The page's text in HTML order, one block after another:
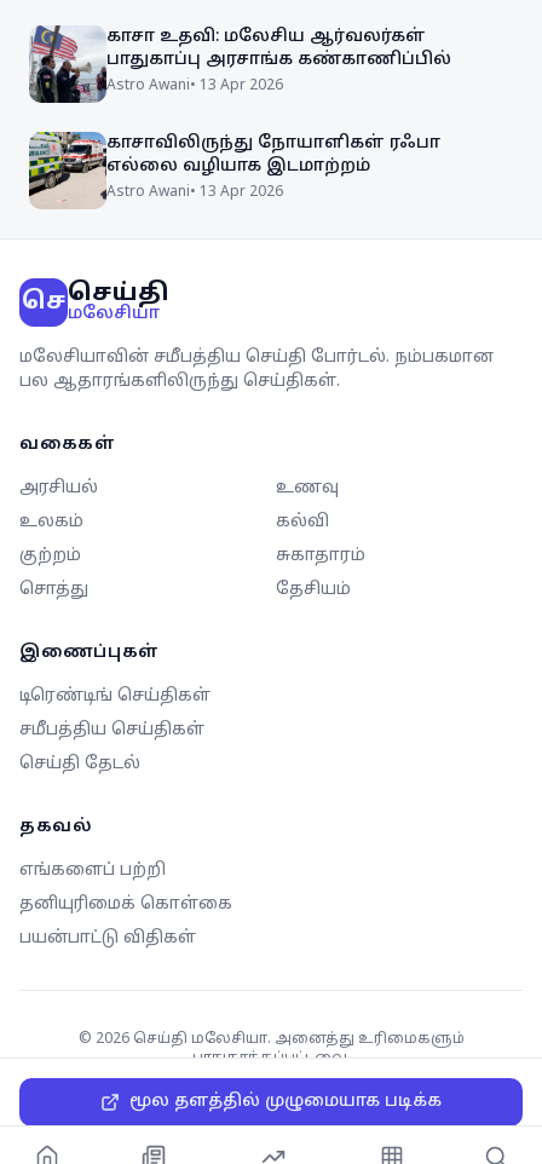
காசா உதவி: மலேசிய ஆர்வலர்கள்
பாதுகாப்பு அரசாங்க கண்காணிப்பில்
Astro Awani• 13 Apr 2026
காசாவிலிருந்து நோயாளிகள் ரஃபா
எல்லை வழியாக இடமாற்றம்
Astro Awani• 13 Apr 2026
மூல தளத்தில் முழுமையாக படிக்க
செசெய்தி
மலேசியா
மலேசியாவின் சமீபத்திய செய்தி போர்டல். நம்பகமான
பல ஆதாரங்களிலிருந்து செய்திகள்.
வகைகள்
அரசியல்
உணவு
உலகம்
கல்வி
குற்றம்
சுகாதாரம்
சொத்து
தேசியம்
இணைப்புகள்
டிரெண்டிங் செய்திகள்
சமீபத்திய செய்திகள்
செய்தி தேடல்
தகவல்
எங்களைப் பற்றி
தனியுரிமைக் கொள்கை
பயன்பாட்டு விதிகள்
© 2026செய்தி மலேசியா. அனைத்து உரிமைகளும்
பாதுகாக்கப்பட்டவை.